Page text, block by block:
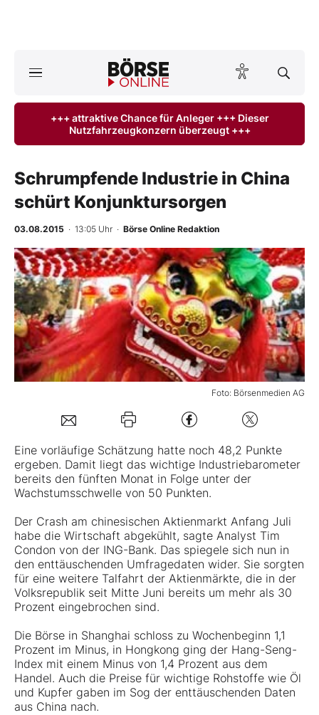
ktuelle Ausgabe BÖRSE ONLINE lesen
Anlageprodukte
Finanz-Check
BO-Musterdepots
Experten
Mein B:O
Folgen Sie uns
Kontakt
+++ attraktive Chance für Anleger +++ Dieser
Nutzfahrzeugkonzern überzeugt +++
Schrumpfende Industrie in China
schürt Konjunktursorgen
03.08.2015 · 13:05 Uhr · Börse Online Redaktion
Foto: Börsenmedien AG
Eine vorläufige Schätzung hatte noch 48,2 Punkte
ergeben. Damit liegt das wichtige Industriebarometer
bereits den fünften Monat in Folge unter der
Wachstumsschwelle von 50 Punkten.
Der Crash am chinesischen Aktienmarkt Anfang Juli
habe die Wirtschaft abgekühlt, sagte Analyst Tim
Condon von der ING-Bank. Das spiegele sich nun in
den enttäuschenden Umfragedaten wider. Sie sorgten
für eine weitere Talfahrt der Aktienmärkte, die in der
Volksrepublik seit Mitte Juni bereits um mehr als 30
Prozent eingebrochen sind.
Die Börse in Shanghai schloss zu Wochenbeginn 1,1
Prozent im Minus, in Hongkong ging der Hang-Seng-
Index mit einem Minus von 1,4 Prozent aus dem
Handel. Auch die Preise für wichtige Rohstoffe wie Öl
und Kupfer gaben im Sog der enttäuschenden Daten
aus China nach.